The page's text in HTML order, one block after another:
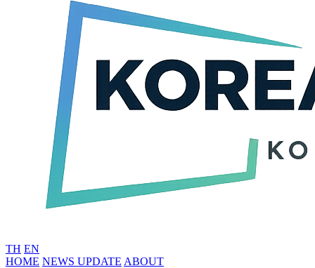
TH EN
HOME NEWS UPDATE ABOUT